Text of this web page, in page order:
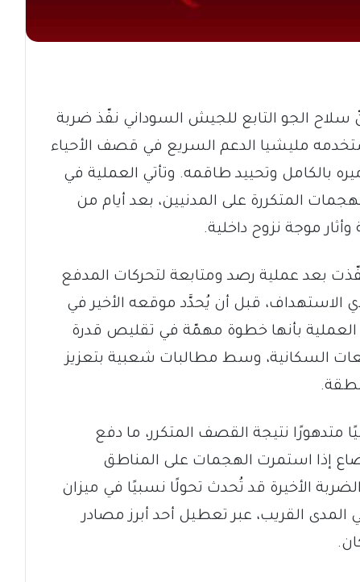
سلاح الجو التابع للجيش السوداني نفّذ ضربة
مليشيا الدعم السريع في قصف الأحياء
بالكامل وتحييد طاقمه. وتأتي العملية في
المتكررة على المدنيين، بعد أيام من
موجة نزوح داخلية.
بعد عملية رصد ومتابعة لتحركات المدفع
الاستهداف، قبل أن يُحدَّد موقعه الأخير في
بأنها خطوة مهمّة في تقليص قدرة
السكانية، وسط مطالبات شعبية بتعزيز
متدهورًا نتيجة القصف المتكرر، ما دفع
إذا استمرت الهجمات على المناطق
الأخيرة قد تُحدث تحولًا نسبيًا في ميزان
المدى القريب، عبر تعطيل أحد أبرز مصادر